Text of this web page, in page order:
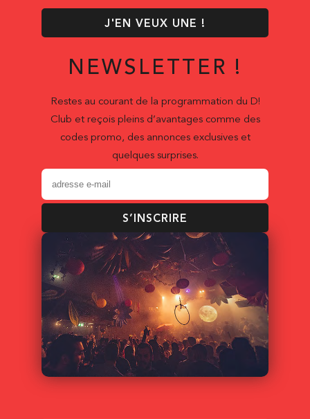
J'EN VEUX UNE !
NEWSLETTER !
Restes au courant de la programmation du D!
Club et reçois pleins d’avantages comme des
codes promo, des annonces exclusives et
quelques surprises.
S’INSCRIRE